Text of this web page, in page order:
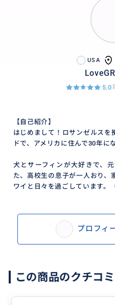
お問い合わせの際には
・ご希望の日にち
・チケット枚数
・ご希望の席（エリア）
などをお知らせください
USA
LoveGR
5.0
【自己紹介】
はじめまして！ロサンゼルスを
ドで、アメリカに住んで30年に
犬とサーフィンが大好きで、
た、高校生の息子が一人おり、
ワイと日々を過ごしています。
プロフィ
この商品のクチコミ